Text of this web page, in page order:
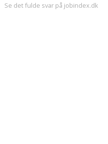
Se det fulde svar på jobindex.dk